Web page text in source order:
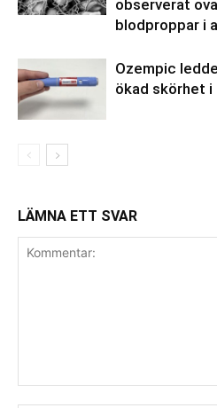
observerat
blodproppar i
Ozempic
ökad skörhet
LÄMNA ETT SVAR